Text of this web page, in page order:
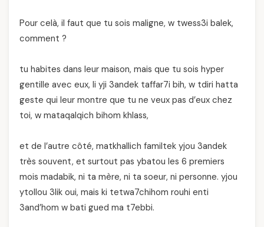
Pour celà, il faut que tu sois maligne, w twess3i balek,
comment ?
tu habites dans leur maison, mais que tu sois hyper
gentille avec eux, li yji 3andek taffar7i bih, w tdiri hatta
geste qui leur montre que tu ne veux pas d’eux chez
toi, w mataqalqich bihom khlass,
et de l’autre côté, matkhallich familtek yjou 3andek
très souvent, et surtout pas ybatou les 6 premiers
mois madabik, ni ta mère, ni ta soeur, ni personne. yjou
ytollou 3lik oui, mais ki tetwa7chihom rouhi enti
3and’hom w bati gued ma t7ebbi.